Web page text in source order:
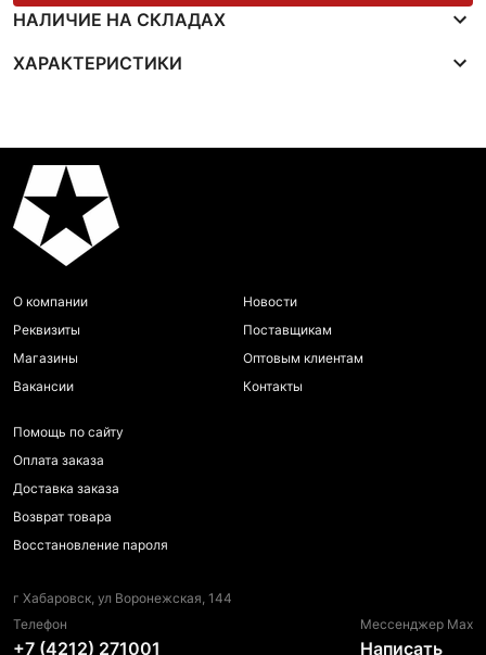
НАЛИЧИЕ НА СКЛАДАХ
ХАРАКТЕРИСТИКИ
О компании
Реквизиты
Магазины
Вакансии
Новости
Поставщикам
Оптовым клиентам
Контакты
Помощь по сайту
Оплата заказа
Доставка заказа
Возврат товара
Восстановление пароля
г Хабаровск, ул Воронежская, 144
Телефон
+7 (4212) 271001
Мессенджер Max
Написать